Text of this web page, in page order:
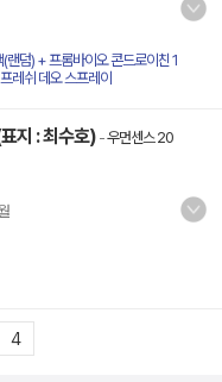
랜덤) + 프롬바이오 콘드로이친 1
레쉬 데오 스프레이
지 : 최수호) -우먼센스 20
4